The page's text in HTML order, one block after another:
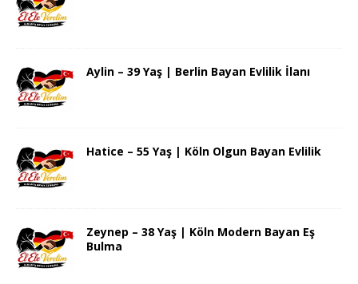
Aylin – 39 Yaş | Berlin Bayan Evlilik İlanı
Hatice – 55 Yaş | Köln Olgun Bayan Evlilik
Zeynep – 38 Yaş | Köln Modern Bayan Eş
Bulma